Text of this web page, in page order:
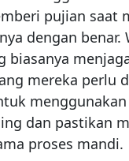
pujian saat
dengan benar.
biasanya
mereka perlu
dan pastikan
proses mandi.